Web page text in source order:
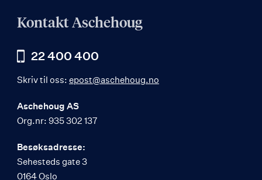
Kontakt Aschehoug
22 400 400
Skriv til oss: epost@aschehoug.no
Aschehoug AS
Org.nr: 935 302 137
Besøksadresse:
Sehesteds gate 3
0164 Oslo